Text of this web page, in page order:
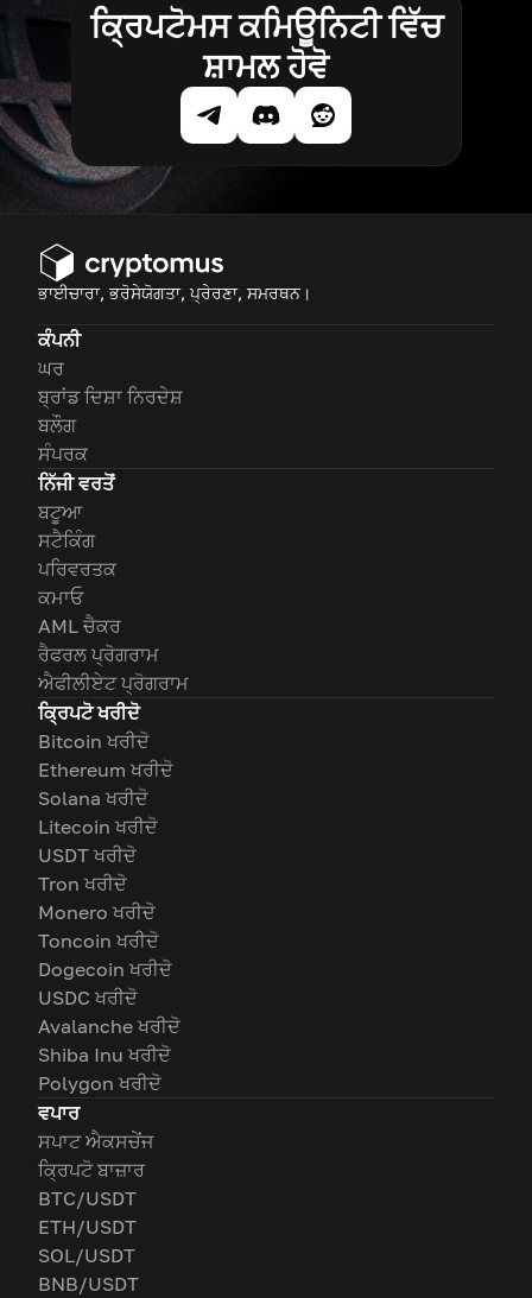
ਕ੍ਰਿਪਟੋਮਸ ਕਮਿਊਨਿਟੀ ਵਿੱਚ
ਸ਼ਾਮਲ ਹੋਵੋ
ਭਾਈਚਾਰਾ, ਭਰੋਸੇਯੋਗਤਾ, ਪ੍ਰੇਰਣਾ, ਸਮਰਥਨ।
ਕੰਪਨੀ
ਘਰ
ਬ੍ਰਾਂਡ ਦਿਸ਼ਾ ਨਿਰਦੇਸ਼
ਬਲੌਗ
ਸੰਪਰਕ
ਨਿੱਜੀ ਵਰਤੋਂ
ਬਟੂਆ
ਸਟੈਕਿੰਗ
ਪਰਿਵਰਤਕ
ਕਮਾਓ
AML ਚੈਕਰ
ਰੈਫਰਲ ਪ੍ਰੋਗਰਾਮ
ਐਫੀਲੀਏਟ ਪ੍ਰੋਗਰਾਮ
ਕ੍ਰਿਪਟੋ ਖਰੀਦੋ
Bitcoin ਖਰੀਦੋ
Ethereum ਖਰੀਦੋ
Solana ਖਰੀਦੋ
Litecoin ਖਰੀਦੋ
USDT ਖਰੀਦੋ
Tron ਖਰੀਦੋ
Monero ਖਰੀਦੋ
Toncoin ਖਰੀਦੋ
Dogecoin ਖਰੀਦੋ
USDC ਖਰੀਦੋ
Avalanche ਖਰੀਦੋ
Shiba Inu ਖਰੀਦੋ
Polygon ਖਰੀਦੋ
ਵਪਾਰ
ਸਪਾਟ ਐਕਸਚੇਂਜ
ਕ੍ਰਿਪਟੋ ਬਾਜ਼ਾਰ
BTC/USDT
ETH/USDT
SOL/USDT
BNB/USDT